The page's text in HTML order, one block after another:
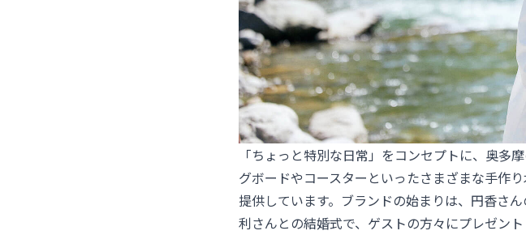
「ちょっと特別な日常」をコンセプトに、奥多
グボードやコースターといったさまざまな手作
提供しています。ブランドの始まりは、円香さ
利さんとの結婚式で、ゲストの方々にプレゼン